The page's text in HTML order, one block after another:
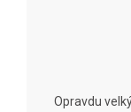
Opravdu